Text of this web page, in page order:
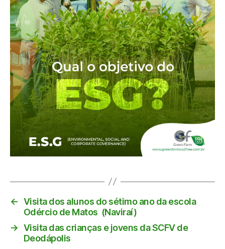
← Visita dos alunos do sétimo ano da escola
Odércio de Matos (Naviraí)
→ Visita das crianças e jovens da SCFV de
Deodápolis